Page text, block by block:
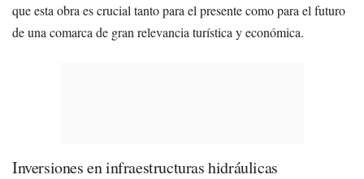
que esta obra es crucial tanto para el presente como para el futuro
de una comarca de gran relevancia turística y económica.
Inversiones en infraestructuras hidráulicas